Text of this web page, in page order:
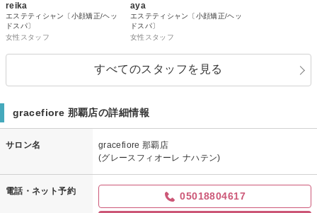
reika
エステティシャン〔小顔矯正/ヘッ
ドスパ〕
女性スタッフ
aya
エステティシャン〔小顔矯正/ヘッ
ドスパ〕
女性スタッフ
すべてのスタッフを見る
gracefiore 那覇店の詳細情報
サロン名
gracefiore 那覇店
(グレースフィオーレ ナハテン)
電話・ネット予約 05018804617